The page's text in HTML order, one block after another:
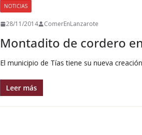
NOTICIAS
28/11/2014 ComerEnLanzarote
Montadito de cordero
El municipio de Tías tiene su nueva
Leer más